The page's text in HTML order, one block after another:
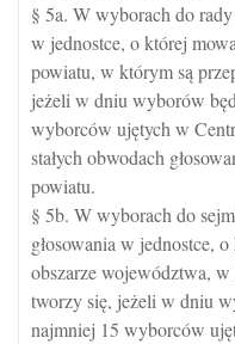
§ 5a. W wyborach do
w jednostce, o której
powiatu, w którym są
jeżeli w dniu wyborów
wyborców ujętych w
stałych obwodach
powiatu.
§ 5b. W wyborach do
głosowania w jednostce,
obszarze województwa,
tworzy się, jeżeli w dniu
najmniej 15 wyborców